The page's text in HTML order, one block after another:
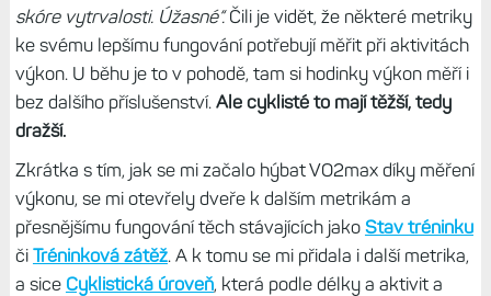
skóre vytrvalosti. Úžasné“.Čili je vidět, že některé metriky
ke svému lepšímu fungování potřebují měřit při aktivitách
výkon. U běhu je to v pohodě, tam si hodinky výkon měří i
bez dalšího příslušenství. Ale cyklisté to mají těžší, tedy
dražší.
Zkrátka s tím, jak se mi začalo hýbat VO2max díky měření
výkonu, se mi otevřely dveře k dalším metrikám a
přesnějšímu fungování těch stávajících jako Stav tréninku
či Tréninková zátěž. A k tomu se mi přidala i další metrika,
a sice Cyklistická úroveň, která podle délky a aktivit a